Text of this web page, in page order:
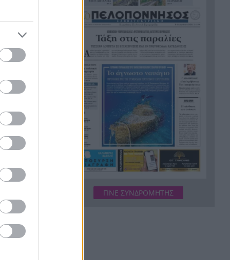
in Chie
η πόλη
Οι πνιγμοί είναι συνήθως
«βουβοί»: Η διασώστρια
Δήμητρα Παναγιωτοπούλου
για τις εμπειρίες και το
απαιτητικό της επάγγελμα
19:48 «Λένε προδότες και
πληρωμένους όσους
αποχωρούν», διαζύγιο με
αιχμές στο κόμμα
Καρυστιανού
19:36
Η Ελλάδα θα διεκδικήσει την
9η θέση στο Παγκόσμιο
πρωτάθλημα Παίδων
βρέθηκε νεκρό σε πισίνα στην
Πάρο, ανείπωτη τραγωδία
ΓΙΝΕ ΣΥΝΔΡΟΜΗΤΗΣ